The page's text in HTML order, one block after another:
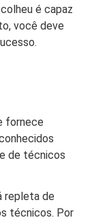
é capaz
você deve
fornece
de técnicos
repleta de
técnicos. Por